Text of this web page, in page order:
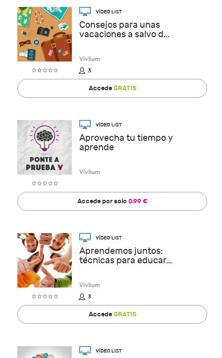
Consejos para unas
vacaciones a salvo d...
Vivlium
3
AccedeGRATIS
Aprovecha tu tiempo y
aprende
Vivlium
Accede por solo0.99 €
Aprendemos juntos:
técnicas para educar...
Vivlium
3
AccedeGRATIS